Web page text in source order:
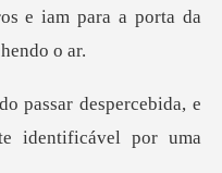
e iam para a po
ebida, e
ident